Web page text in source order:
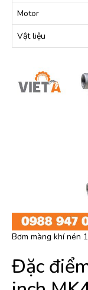
Motor
Vật liệu
Bơm màng khí nén
Đặc